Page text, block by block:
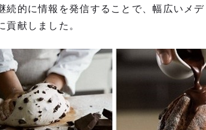
続的に情報を発信することで、幅広いメ
貢献しました。